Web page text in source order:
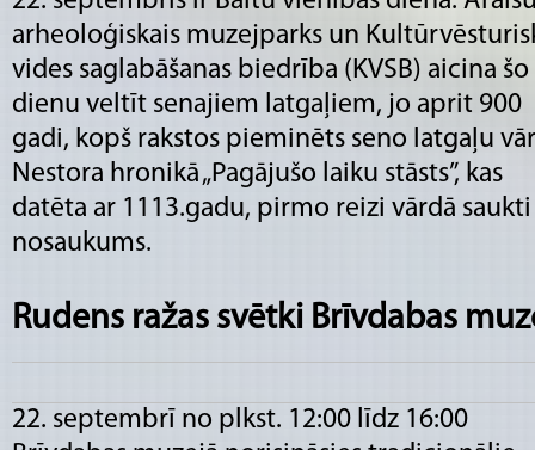
arheoloģiskais muzejparks un
vides saglabāšanas biedrība (KVSB) aicina šo
dienu veltīt senajiem latgaļiem, jo aprit 900
gadi, kopš rakstos pieminēts seno latgaļu
Nestora hronikā „Pagājušo laiku stāsts”, kas
datēta ar 1113.gadu, pirmo reizi vārdā
nosaukums.
Rudens ražas svētki Brīvdabas
22. septembrī no plkst. 12:00 līdz 16:00